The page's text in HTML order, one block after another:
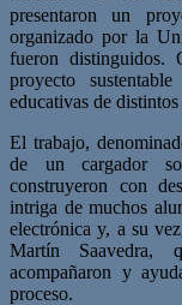
presentaron un
organizado por la
fueron distinguidos.
proyecto
educativas de
El trabajo,
de un cargador
construyeron con
intriga de muchos
electrónica y, a su
Martín Saavedra,
acompañaron y
proceso.